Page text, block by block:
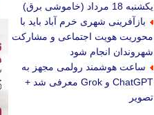
یکشنبه 18 مرداد (خاموشی برق)
بازآفرینی شهری خرم آباد باید با
محوریت هویت اجتماعی و مشارکت
شهروندان انجام شود
ساعت هوشمند رولمی مجهز به
ChatGPT و Grok معرفی شد +
تصویر